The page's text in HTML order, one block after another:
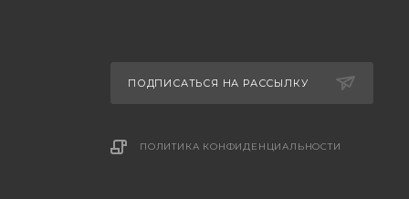
ПОДПИСАТЬСЯ НА РАССЫЛКУ
ПОЛИТИКА КОНФИДЕНЦИАЛЬНОСТИ